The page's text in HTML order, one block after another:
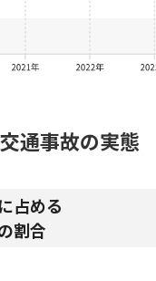
損害を補償する損害保険
・基準、ガイドライン等
情報
取り組み
人」認定試験
助成
リース
ご照会
通事故の実態
占める
割合